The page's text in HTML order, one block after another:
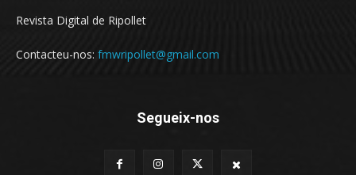
Revista Digital de Ripollet
Contacteu-nos: fmwripollet@gmail.com
Segueix-nos